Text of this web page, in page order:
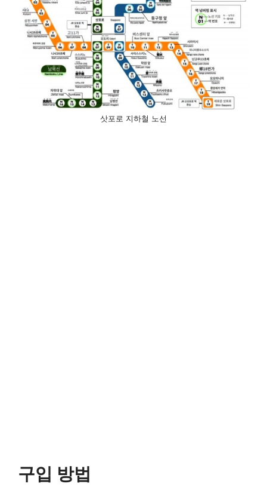
삿포로 지하철 노선
구입 방법